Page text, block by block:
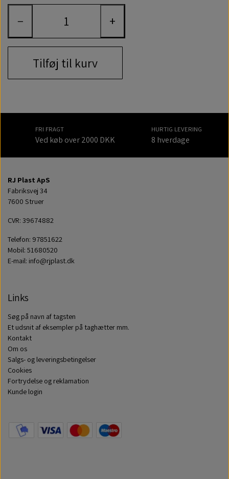
− +
Tilføj til kurv
FRI FRAGT
Ved køb over 2000 DKK
HURTIG LEVERING
8 hverdage
RJ Plast ApS
Fabriksvej 34
7600 Struer
CVR: 39674882
Telefon: 97851622
Mobil: 51680520
E-mail: info@rjplast.dk
Links
Søg på navn af tagsten
Et udsnit af eksempler på taghætter mm.
Kontakt
Om os
Salgs- og leveringsbetingelser
Cookies
Fortrydelse og reklamation
Kunde login